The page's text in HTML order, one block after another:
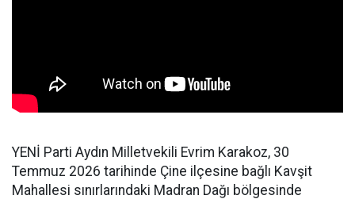
YENİ Parti Aydın Milletvekili Evrim Karakoz, 30
Temmuz 2026 tarihinde Çine ilçesine bağlı Kavşit
Mahallesi sınırlarındaki Madran Dağı bölgesinde